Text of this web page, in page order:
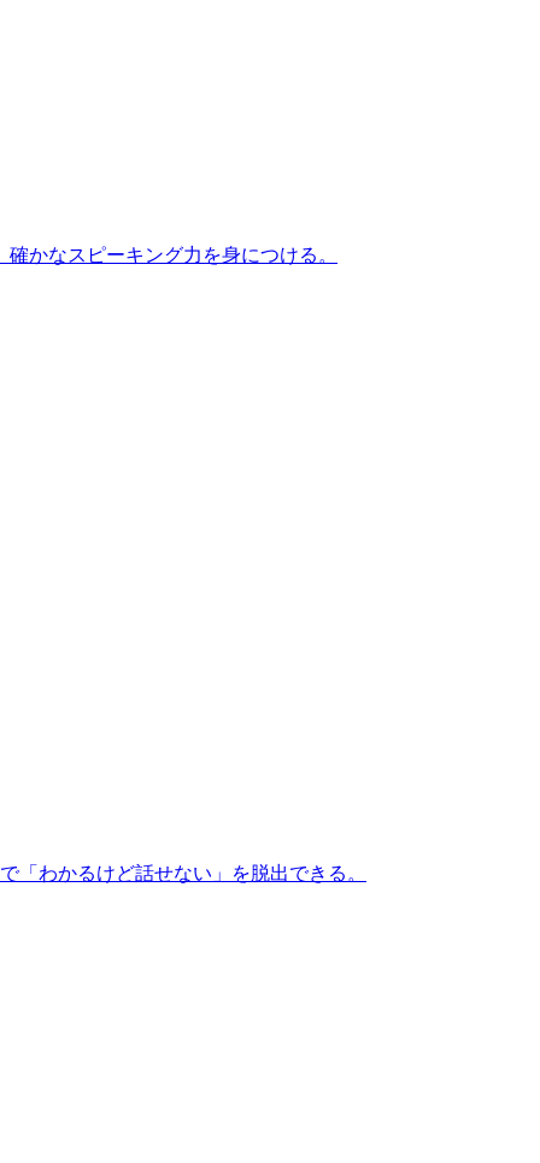
かなスピーキング力を身につける。
「わかるけど話せない」を脱出できる。